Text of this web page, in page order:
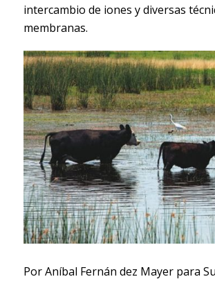
intercambio de iones y diversas
membranas.
Por Aníbal Fernán dez Mayer para